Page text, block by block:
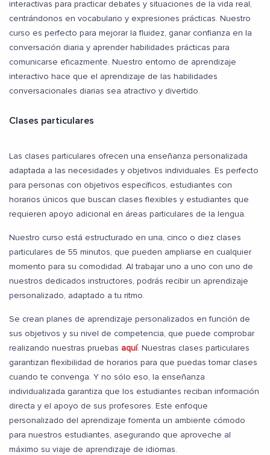
interactivas para practicar debates y situaciones de la vida real,
centrándonos en vocabulario y expresiones prácticas. Nuestro
curso es perfecto para mejorar la fluidez, ganar confianza en la
conversación diaria y aprender habilidades prácticas para
comunicarse eficazmente. Nuestro entorno de aprendizaje
interactivo hace que el aprendizaje de las habilidades
conversacionales diarias sea atractivo y divertido.
Clases particulares
Las clases particulares ofrecen una enseñanza personalizada
adaptada a las necesidades y objetivos individuales. Es perfecto
para personas con objetivos específicos, estudiantes con
horarios únicos que buscan clases flexibles y estudiantes que
requieren apoyo adicional en áreas particulares de la lengua.
Nuestro curso está estructurado en una, cinco o diez clases
particulares de 55 minutos, que pueden ampliarse en cualquier
momento para su comodidad. Al trabajar uno a uno con uno de
nuestros dedicados instructores, podrás recibir un aprendizaje
personalizado, adaptado a tu ritmo.
Se crean planes de aprendizaje personalizados en función de
sus objetivos y su nivel de competencia, que puede comprobar
realizando nuestras pruebas aquí. Nuestras clases particulares
garantizan flexibilidad de horarios para que puedas tomar clases
cuando te convenga. Y no sólo eso, la enseñanza
individualizada garantiza que los estudiantes reciban información
directa y el apoyo de sus profesores. Este enfoque
personalizado del aprendizaje fomenta un ambiente cómodo
para nuestros estudiantes, asegurando que aproveche al
máximo su viaje de aprendizaje de idiomas.